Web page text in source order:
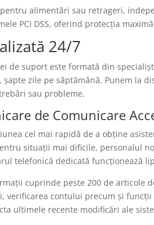
alimentări sau retrageri,
PCI DSS, oferind protecția
24/7
de suport este formată din
șapte zile pe săptămână. Punem la
sau probleme.
de Comunicare
cel mai rapidă de a obține
situații mai dificile, personalul
telefonică dedicată funcționează
cuprinde peste 200 de articole
verificarea contului precum și funcții
ultimele recente modificări ale